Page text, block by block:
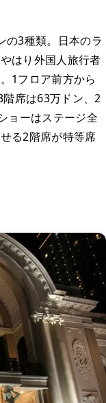
の3種類。日本のラ
はり外国人旅行者
1フロア前方から
席は63万ドン、2
ョーはステージ全
る2階席が特等席